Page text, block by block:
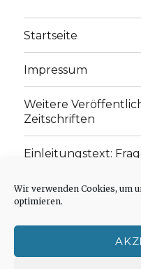
Wir verwenden Cookies, um
optimieren.
Startseite
Impressum
Weitere
Zeitschriften
Einleitungstext:
„schwachen